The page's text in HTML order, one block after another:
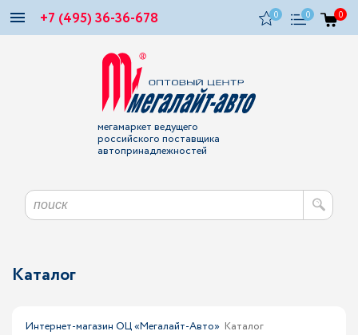
+7 (495) 36-36-678 0 0 0
мегамаркет ведущего
российского поставщика
автопринадлежностей
Каталог
Интернет-магазин ОЦ «Мегалайт-Авто» Каталог